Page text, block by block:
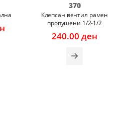
Current
370
Клепсан вентил рамен
пропушени 1/2-1/2
240.00 ден